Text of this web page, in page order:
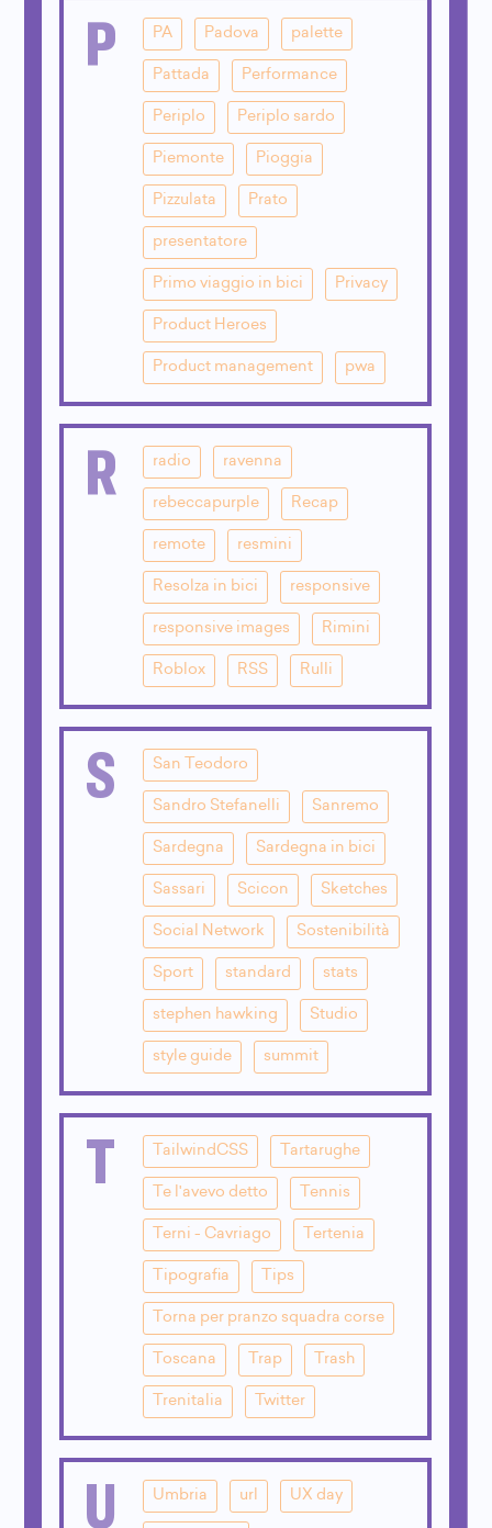
P PA Padova palette
Pattada Performance
Periplo Periplo sardo
Piemonte Pioggia
Pizzulata Prato
presentatore
Primo viaggio in bici Privacy
Product Heroes
Product management pwa
R radio ravenna
rebeccapurple Recap
remote resmini
Resolza in bici responsive
responsive images Rimini
Roblox RSS Rulli
S San Teodoro
Sandro Stefanelli Sanremo
Sardegna Sardegna in bici
Sassari Scicon Sketches
Social Network Sostenibilità
Sport standard stats
stephen hawking Studio
style guide summit
T TailwindCSS Tartarughe
Te l'avevo detto Tennis
Terni - Cavriago Tertenia
Tipografia Tips
Torna per pranzo squadra corse
Toscana Trap Trash
Trenitalia Twitter
U Umbria url UX day